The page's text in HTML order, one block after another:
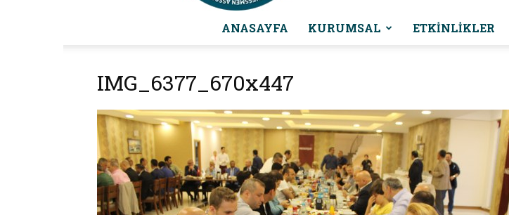
Yatırımcı
ANASAYFA KURUMSAL ETKINLIKLER
IMG_6377_670x447